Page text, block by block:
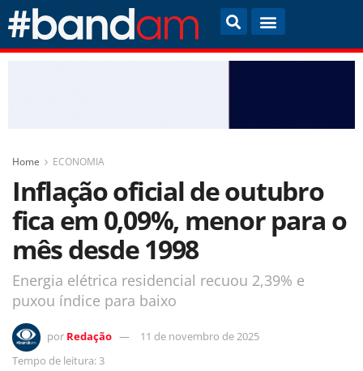
Home ECONOMIA
Inflação oficial de outubro
fica em 0,09%, menor para o
mês desde 1998
Energia elétrica residencial recuou 2,39% e
puxou índice para baixo
por Redação
11 de novembro de 2025
Tempo de leitura: 3